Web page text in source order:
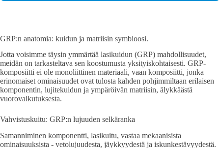
GRP:n anatomia: kuidun ja matriisin symbioosi.
Jotta voisimme täysin ymmärtää lasikuidun (GRP) mahdollisuudet,
meidän on tarkasteltava sen koostumusta yksityiskohtaisesti. GRP-
komposiitti ei ole monoliittinen materiaali, vaan komposiitti, jonka
erinomaiset ominaisuudet ovat tulosta kahden pohjimmiltaan erilaisen
komponentin, lujitekuidun ja ympäröivän matriisin, älykkäästä
vuorovaikutuksesta.
Vahvistuskuitu: GRP:n lujuuden selkäranka
Samanniminen komponentti, lasikuitu, vastaa mekaanisista
ominaisuuksista - vetolujuudesta, jäykkyydestä ja iskunkestävyydestä.